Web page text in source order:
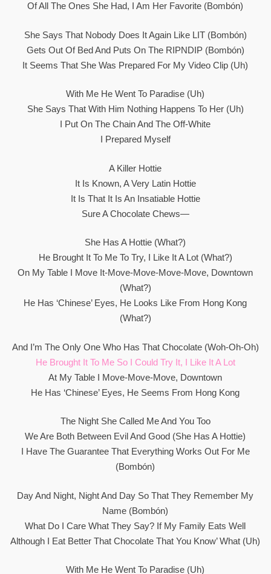
Of All The Ones She Had, I Am Her Favorite (Bombón)
She Says That Nobody Does It Again Like LIT (Bombón)
Gets Out Of Bed And Puts On The RIPNDIP (Bombón)
It Seems That She Was Prepared For My Video Clip (Uh)
With Me He Went To Paradise (Uh)
She Says That With Him Nothing Happens To Her (Uh)
I Put On The Chain And The Off-White
I Prepared Myself
A Killer Hottie
It Is Known, A Very Latin Hottie
It Is That It Is An Insatiable Hottie
Sure A Chocolate Chews—
She Has A Hottie (What?)
He Brought It To Me To Try, I Like It A Lot (What?)
On My Table I Move It-Move-Move-Move-Move, Downtown
(What?)
He Has ‘Chinese’ Eyes, He Looks Like From Hong Kong
(What?)
And I’m The Only One Who Has That Chocolate (Woh-Oh-Oh)
He Brought It To Me So I Could Try It, I Like It A Lot
At My Table I Move-Move-Move, Downtown
He Has ‘Chinese’ Eyes, He Seems From Hong Kong
The Night She Called Me And You Too
We Are Both Between Evil And Good (She Has A Hottie)
I Have The Guarantee That Everything Works Out For Me
(Bombón)
Day And Night, Night And Day So That They Remember My
Name (Bombón)
What Do I Care What They Say? If My Family Eats Well
Although I Eat Better That Chocolate That You Know’ What (Uh)
With Me He Went To Paradise (Uh)